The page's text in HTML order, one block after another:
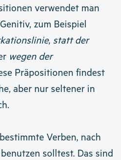
verwendet man
zum Beispiel
, statt der
wegen der
Präpositionen findest
aber nur seltener in
Verben, nach
solltest. Das sind